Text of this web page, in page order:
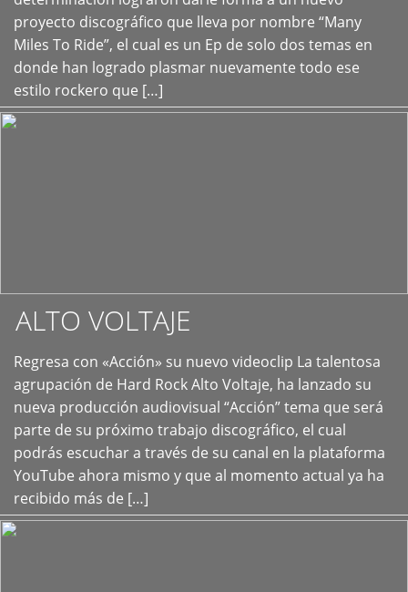
proyecto discográfico que lleva por nombre “Many
Miles To Ride”, el cual es un Ep de solo dos temas en
donde han logrado plasmar nuevamente todo ese
estilo rockero que […]
ALTO VOLTAJE
Regresa con «Acción» su nuevo videoclip La talentosa
agrupación de Hard Rock Alto Voltaje, ha lanzado su
nueva producción audiovisual “Acción” tema que será
parte de su próximo trabajo discográfico, el cual
podrás escuchar a través de su canal en la plataforma
YouTube ahora mismo y que al momento actual ya ha
recibido más de […]
+